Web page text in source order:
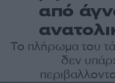
από
Το πλήρωμα του
δεν